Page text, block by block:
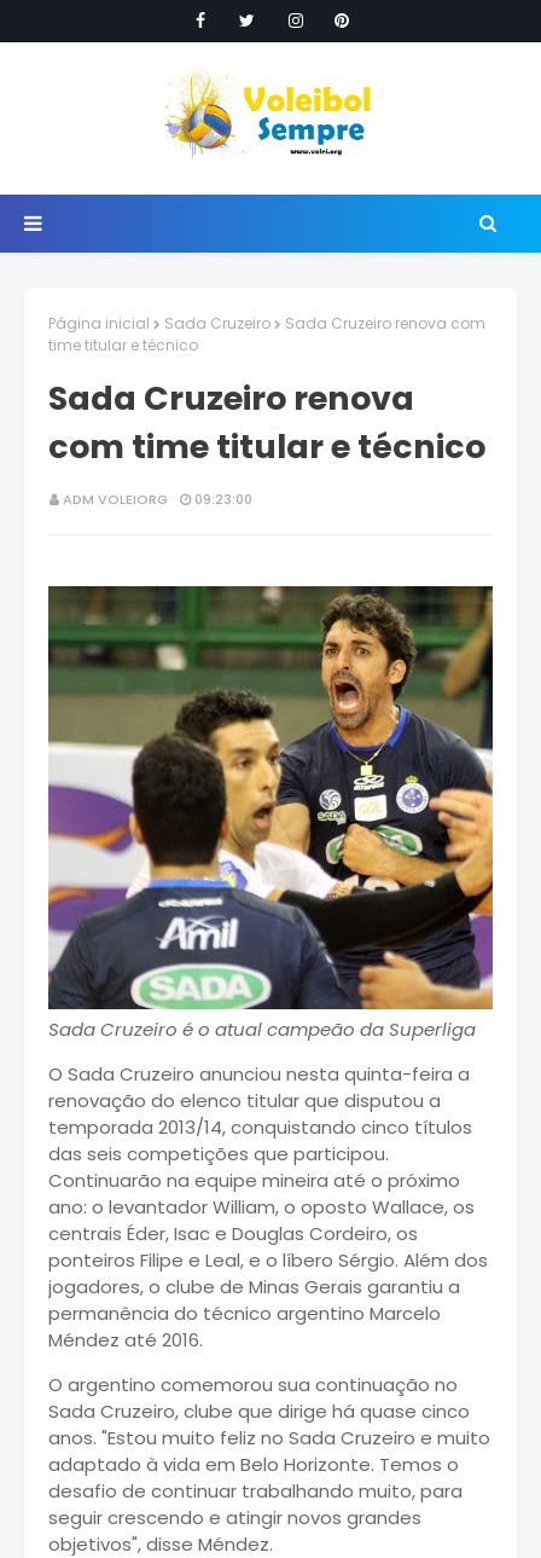
Página inicial Sada Cruzeiro
Sada Cruzeiro renova com
time titular e técnico
Sada Cruzeiro renova
com time titular e técnico
ADM VOLEIORG 09:23:00
Sada Cruzeiro é o atual campeão da Superliga
O Sada Cruzeiro anunciou nesta quinta-feira a
renovação do elenco titular que disputou a
temporada 2013/14, conquistando cinco títulos
das seis competições que participou.
Continuarão na equipe mineira até o próximo
ano: o levantador William, o oposto Wallace, os
centrais Éder, Isac e Douglas Cordeiro, os
ponteiros Filipe e Leal, e o líbero Sérgio. Além dos
jogadores, o clube de Minas Gerais garantiu a
permanência do técnico argentino Marcelo
Méndez até 2016.
O argentino comemorou sua continuação no
Sada Cruzeiro, clube que dirige há quase cinco
anos. "Estou muito feliz no Sada Cruzeiro e muito
adaptado à vida em Belo Horizonte. Temos o
desafio de continuar trabalhando muito, para
seguir crescendo e atingir novos grandes
objetivos", disse Méndez.